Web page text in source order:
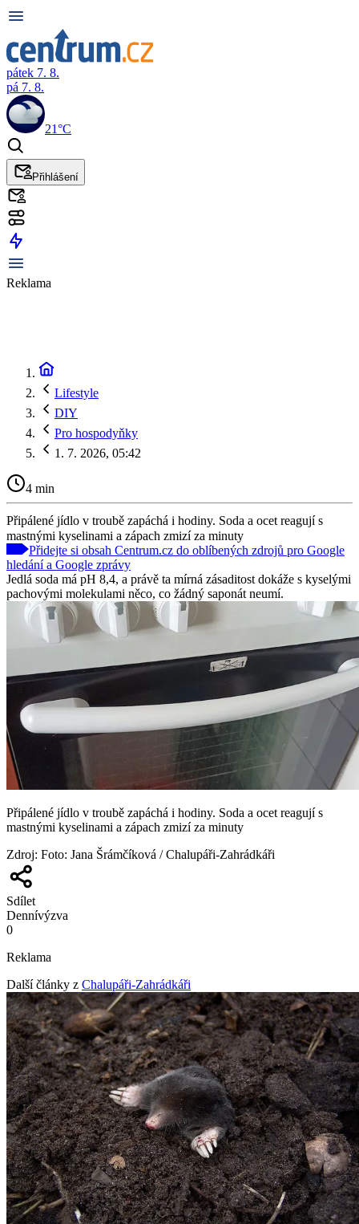
pátek 7. 8.
pá 7. 8.
21°C
Přihlášení
Reklama
Lifestyle
DIY
Pro hospodyňky
1. 7. 2026, 05:42
4 min
Připálené jídlo v troubě zapáchá i hodiny. Soda a ocet reagují s
mastnými kyselinami a zápach zmizí za minuty
Přidejte si obsah Centrum.cz do oblíbených zdrojů pro Google
hledání a Google zprávy
Jedlá soda má pH 8,4, a právě ta mírná zásaditost dokáže s kyselými
pachovými molekulami něco, co žádný saponát neumí.
Připálené jídlo v troubě zapáchá i hodiny. Soda a ocet reagují s
mastnými kyselinami a zápach zmizí za minuty
Zdroj: Foto: Jana Šrámčíková / Chalupáři-Zahrádkáři
Sdílet
Dennívýzva
0
Reklama
Další články z Chalupáři-Zahrádkáři